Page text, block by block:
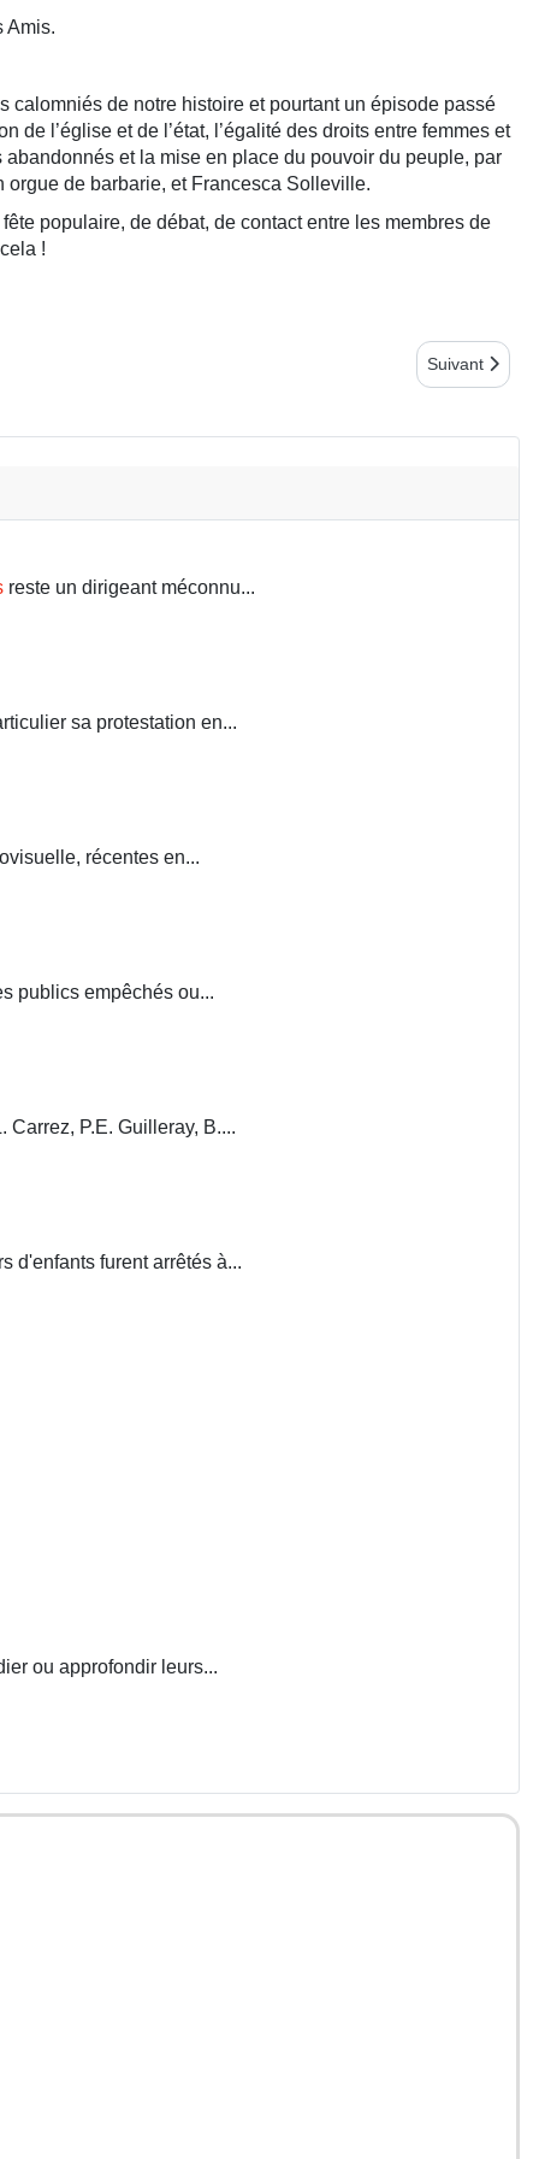
Amis.
de notre histoire et pourtant un épisode passé
l’église et de l’état, l’égalité des droits entre femmes et
et la mise en place du pouvoir du peuple, par
orgue de barbarie, et Francesca Solleville.
populaire, de débat, de contact entre les membres de
!
Article suivant
Suivant
reste un dirigeant méconnu...
sa protestation en...
récentes en...
publics empêchés ou...
Carrez, P.E. Guilleray, B....
d'enfants furent arrêtés à...
ou approfondir leurs...